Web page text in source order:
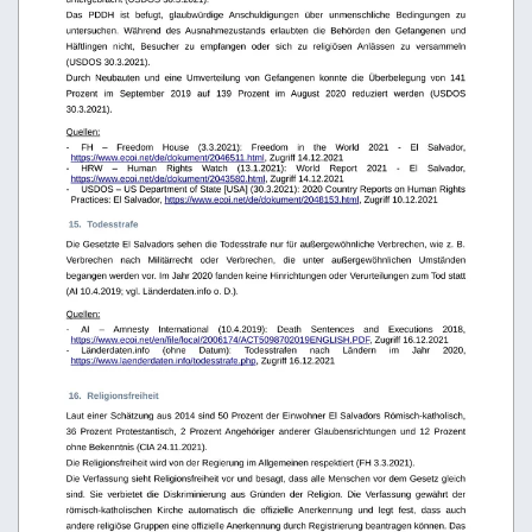
Das   PDDH   ist
befugt,   glaubwürdige   Anschuldigungen   über   unmenschliche   Bedingungen   zu
untersuchen.   Während   des  Ausnahmezustands   erlaubten   die   Behörden   den   Gefangenen   und
Häftlingen   nicht,   Besucher   zu   empfangen   oder   sich   zu   religiösen   Anlässen   zu   versammeln
(USDOS 30.3.2021).
Durch   Neubauten   und   eine   Umverteilung   von   Gefangenen   konnte   die   Überbelegung   von   141
Prozent   im   September   2019   auf   139   Prozent   im   August   2020   reduziert   werden   (USDOS
30.3.2021).
Quellen:
-
FH – Freedom House (3.3.2021): Freedom in the World 2021 - El
Salvador,
https://www.ecoi.net/de/dokument/2046511.html, Zugriff 14.12.2021
-
HRW – Human Rights Watch (13.1.2021): World Report 2021 - El
Salvador,
https://www.ecoi.net/de/dokument/2043580.html, Zugriff 14.12.2021
-
USDOS – US Department of State [USA] (30.3.2021): 2020 Country Reports on Human Rights
Practices: El Salvador, https://www.ecoi.net/de/dokument/2048153.html, Zugriff 10.12.2021
15. Todesstrafe
Die Gesetzte El Salvadors sehen die Todesstrafe nur für außergewöhnliche Verbrechen, wie z. B.
Verbrechen   nach   Militärrecht   oder   Verbrechen,   die   unter   außergewöhnlichen   Umständen
begangen werden vor. Im Jahr 2020 fanden keine Hinrichtungen oder Verurteilungen zum Tod statt
(AI 10.4.2019; vgl. Länderdaten.info o. D.).
Quellen:
-
AI –
  Amnesty
International (10.4.2019): Death Sentences and Executions
2018,
https://www.ecoi.net/en/file/local/2006174/ACT5098702019ENGLISH.PDF, Zugriff 16.12.2021
-
Länderdaten.info (ohne Datum): Todesstrafen nach Ländern im Jahr
2020,
https://www.laenderdaten.info/todesstrafe.php, Zugriff 16.12.2021
16. Religionsfreiheit
Laut einer Schätzung aus 2014 sind 50 Prozent der Einwohner El Salvadors Römisch-katholisch,
36   Prozent   Protestantisch,   2   Prozent  Angehöriger   anderer   Glaubensrichtungen   und   12   Prozent
ohne Bekenntnis (CIA 24.11.2021).
Die Religionsfreiheit wird von der Regierung im Allgemeinen respektiert (FH 3.3.2021).
Die Verfassung sieht Religionsfreiheit vor und besagt, dass alle Menschen vor dem Gesetz gleich
sind.   Sie   verbietet   die   Diskriminierung   aus   Gründen   der   Religion.   Die   Verfassung   gewährt   der
römisch-katholischen   Kirche   automatisch   die   offizielle   Anerkennung   und   legt   fest,   dass   auch
andere religiöse Gruppen eine offizielle Anerkennung durch Registrierung beantragen können. Das